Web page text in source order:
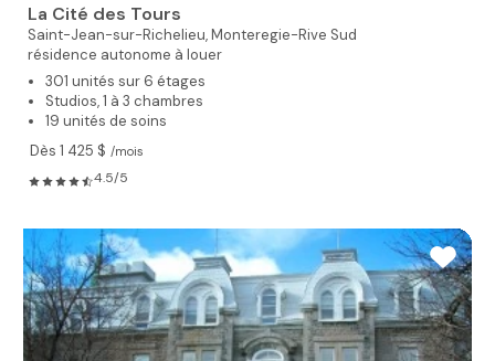
La Cité des Tours
Saint-Jean-sur-Richelieu,Monteregie-Rive Sud
résidence autonome à louer
301 unités sur 6 étages
Studios, 1 à 3 chambres
19 unités de soins
Dès 1 425 $ /mois
4.5/5